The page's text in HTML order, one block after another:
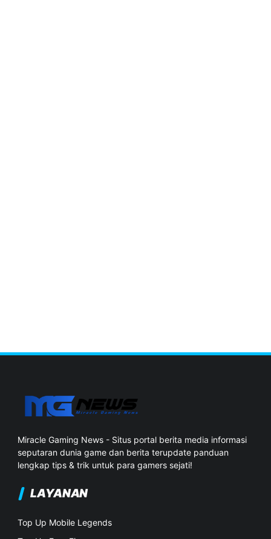
Miracle Gaming News - Situs portal berita media informasi
seputaran dunia game dan berita terupdate panduan
lengkap tips & trik untuk para gamers sejati!
LAYANAN
Top Up Mobile Legends